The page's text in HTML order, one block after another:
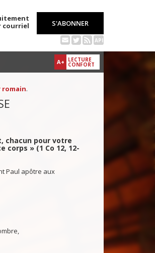
courriel
S'ABONNER
API
A+ LECTURE
CONFORT
romain.
chacun pour votre
corps » (1 Co 12, 12-
Paul apôtre aux